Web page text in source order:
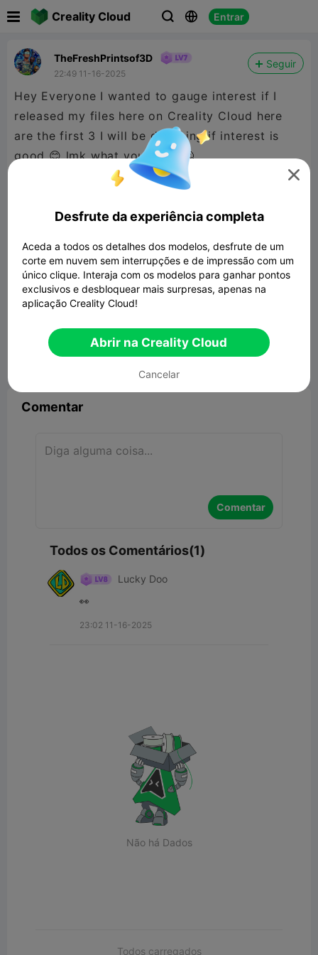
Creality Cloud   Entrar
TheFreshPrintsof3D
22:49 11-16-2025
Seguir
Hey Everyone I wanted to gauge interest if I
released my files here on Creality Cloud here
are the first 3 I will be dropping if interest is
good 😊 lmk what you think 🤔
Comentar
Comentar
Todos os Comentários(1)
Lucky Doo
👀
23:02 11-16-2025
Não há Dados
Todos carregados

Desfrute da experiência completa
Aceda a todos os detalhes dos modelos, desfrute de um
corte em nuvem sem interrupções e de impressão com um
único clique. Interaja com os modelos para ganhar pontos
exclusivos e desbloquear mais surpresas, apenas na
aplicação Creality Cloud!
Abrir na Creality Cloud
Cancelar